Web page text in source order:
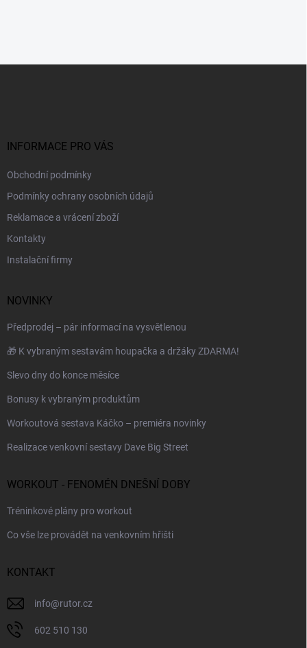
INFORMACE PRO VÁS
Obchodní podmínky
Podmínky ochrany osobních údajů
Reklamace a vrácení zboží
Kontakty
Instalační firmy
NOVINKY
Předprodej – pár informací na vysvětlenou
🎁 K vybraným sestavám houpačka a držáky ZDARMA!
Slevo dny do konce měsíce
Bonusy k vybraným produktům
Workoutová sestava Káčko – premiéra novinky
Realizace venkovní sestavy Dave Big Street
WORKOUT - FENOMÉN DNEŠNÍ DOBY
Tréninkové plány pro workout
Co vše lze provádět na venkovním hřišti
KONTAKT
info@rutor.cz
602 510 130